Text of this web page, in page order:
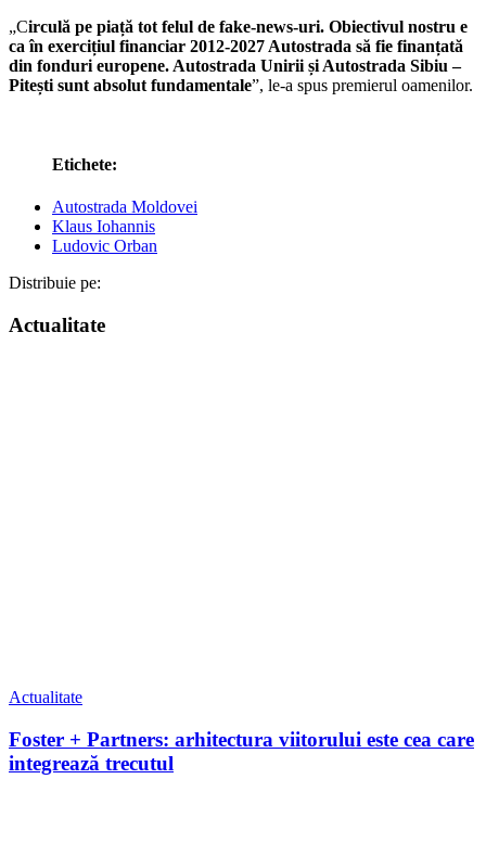
„Circulă pe piață tot felul de fake-news-uri. Obiectivul nostru e
ca în exercițiul financiar 2012-2027 Autostrada să fie finanțată
din fonduri europene. Autostrada Unirii și Autostrada Sibiu –
Pitești sunt absolut fundamentale”, le-a spus premierul oamenilor.
Etichete:
Autostrada Moldovei
Klaus Iohannis
Ludovic Orban
Distribuie pe:
Actualitate
Actualitate
Foster + Partners: arhitectura viitorului este cea care
integrează trecutul